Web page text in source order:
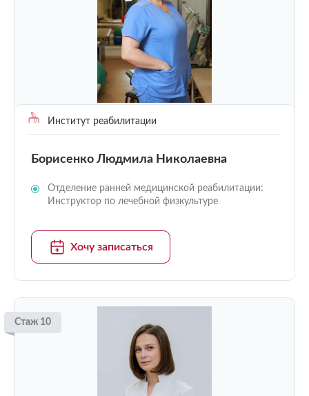
Институт реабилитации
Борисенко Людмила Николаевна
Отделение ранней медицинской реабилитации:
Инструктор по лечебной физкультуре
Хочу записаться
Стаж 10